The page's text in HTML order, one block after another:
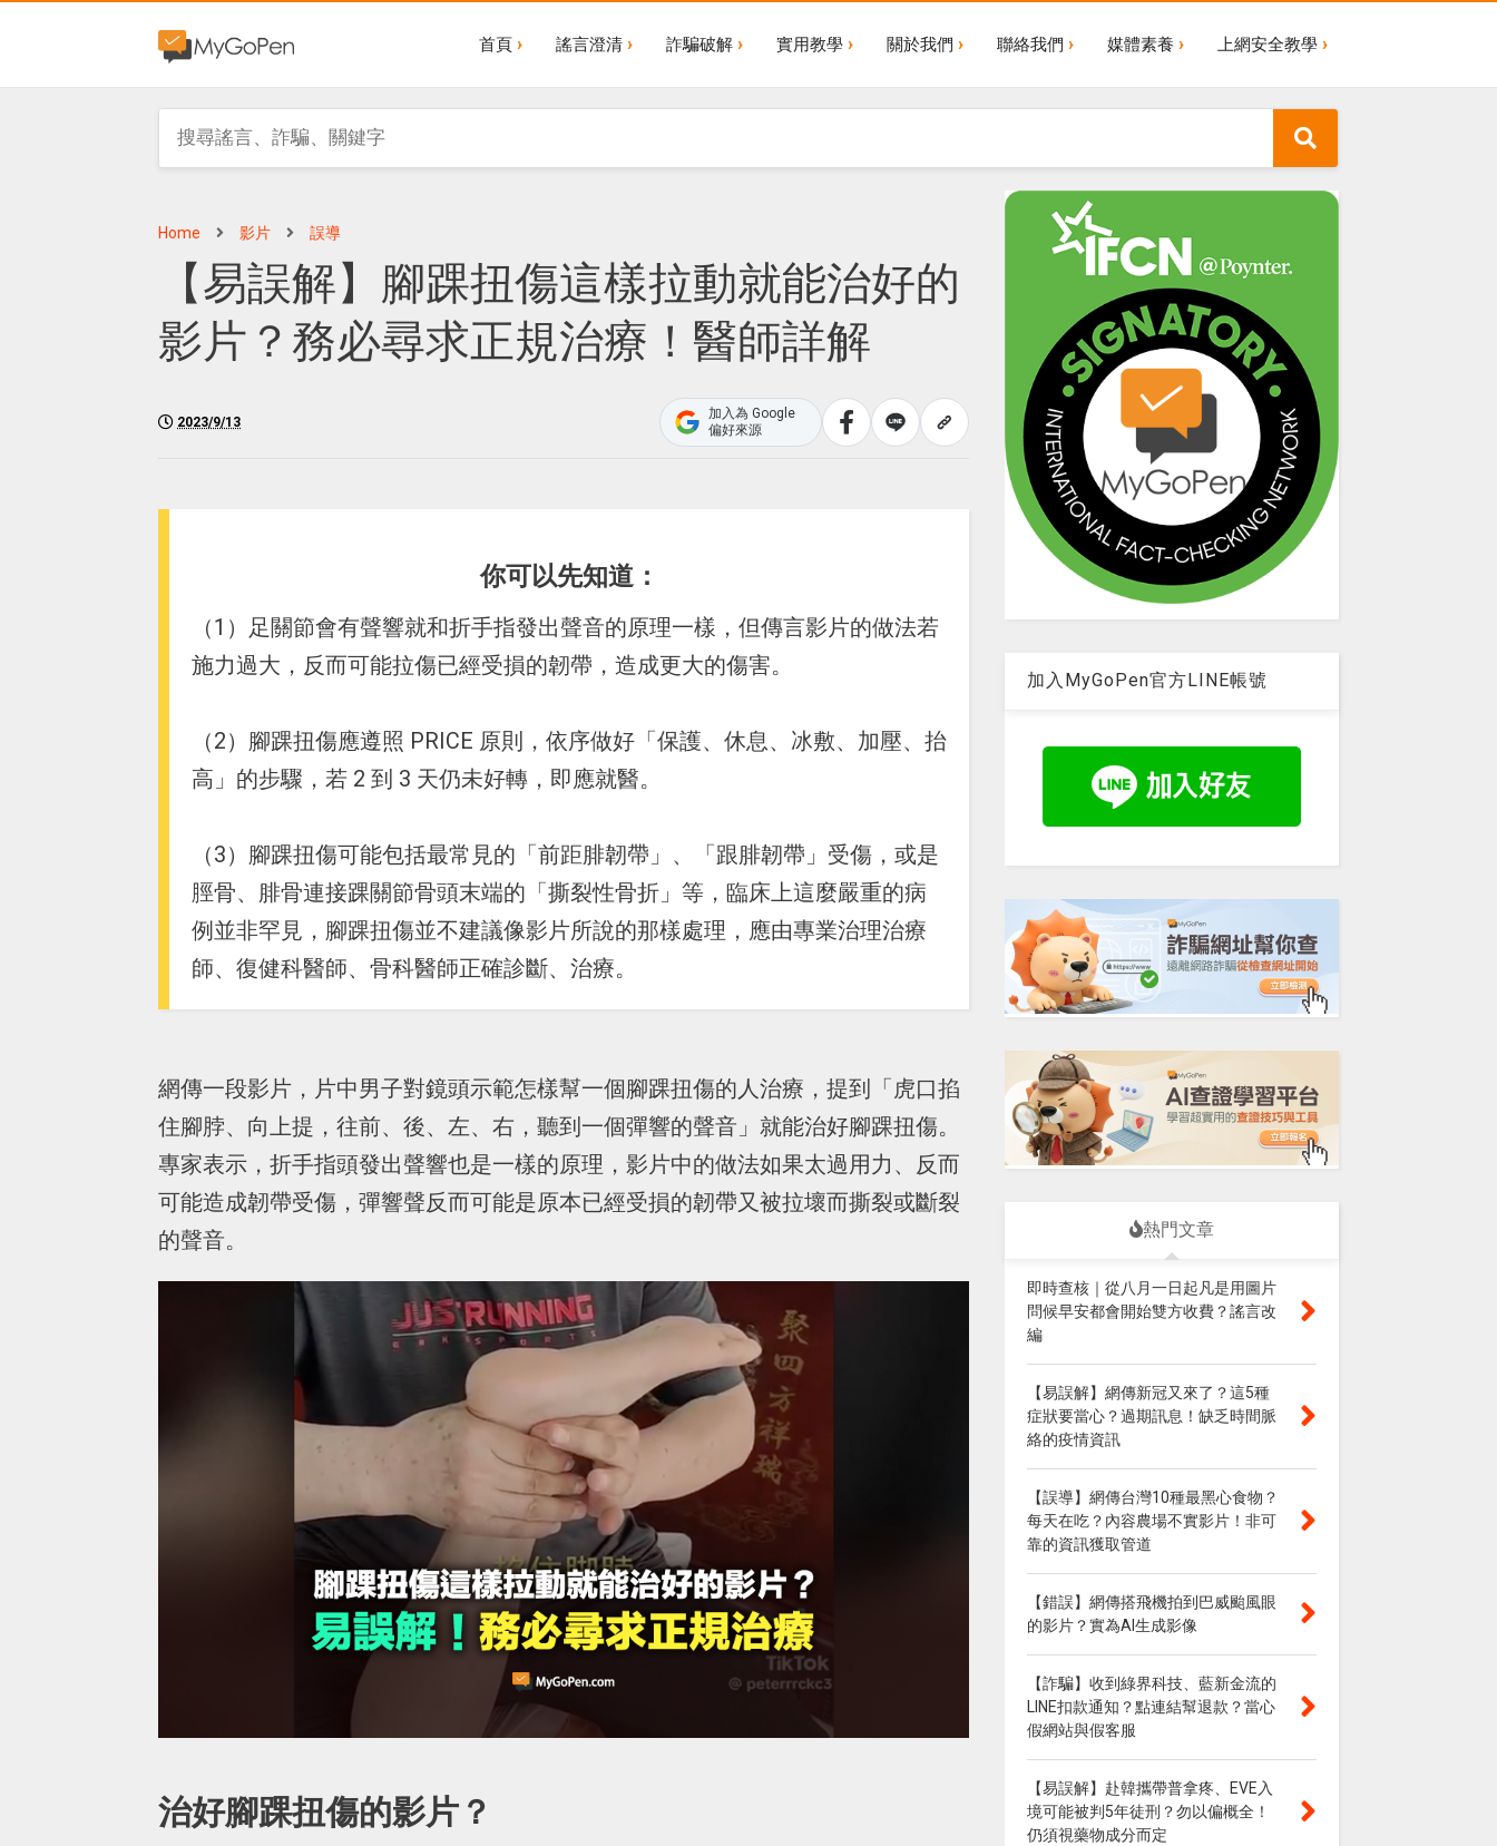
首頁 謠言澄清 詐騙破解 實用教學 關於我們 聯絡我們 媒體素養 上網安全教學
Home 影片 誤導
【易誤解】腳踝扭傷這樣拉動就能治好的
影片？務必尋求正規治療！醫師詳解
2023/9/13
加入為 Google
偏好來源
你可以先知道：
（1）足關節會有聲響就和折手指發出聲音的原理一樣，但傳言影片的做法若
施力過大，反而可能拉傷已經受損的韌帶，造成更大的傷害。
（2）腳踝扭傷應遵照 PRICE 原則，依序做好「保護、休息、冰敷、加壓、抬
高」的步驟，若 2 到 3 天仍未好轉，即應就醫。
（3）腳踝扭傷可能包括最常見的「前距腓韌帶」、「跟腓韌帶」受傷，或是
脛骨、腓骨連接踝關節骨頭末端的「撕裂性骨折」等，臨床上這麼嚴重的病
例並非罕見，腳踝扭傷並不建議像影片所說的那樣處理，應由專業治理治療
師、復健科醫師、骨科醫師正確診斷、治療。
網傳一段影片，片中男子對鏡頭示範怎樣幫一個腳踝扭傷的人治療，提到「虎口掐
住腳脖、向上提，往前、後、左、右，聽到一個彈響的聲音」就能治好腳踝扭傷。
專家表示，折手指頭發出聲響也是一樣的原理，影片中的做法如果太過用力、反而
可能造成韌帶受傷，彈響聲反而可能是原本已經受損的韌帶又被拉壞而撕裂或斷裂
的聲音。
治好腳踝扭傷的影片？
加入MyGoPen官方LINE帳號
熱門文章
即時查核｜從八月一日起凡是用圖片
問候早安都會開始雙方收費？謠言改
編
【易誤解】網傳新冠又來了？這5種
症狀要當心？過期訊息！缺乏時間脈
絡的疫情資訊
【誤導】網傳台灣10種最黑心食物？
每天在吃？內容農場不實影片！非可
靠的資訊獲取管道
【錯誤】網傳搭飛機拍到巴威颱風眼
的影片？實為AI生成影像
【詐騙】收到綠界科技、藍新金流的
LINE扣款通知？點連結幫退款？當心
假網站與假客服
【易誤解】赴韓攜帶普拿疼、EVE入
境可能被判5年徒刑？勿以偏概全！
仍須視藥物成分而定